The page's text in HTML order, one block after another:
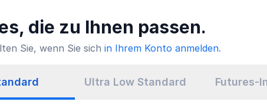
die zu Ihnen passen.
Sie, wenn Sie sich in Ihrem Konto anmelden.
Ultra Low Standard Futures-